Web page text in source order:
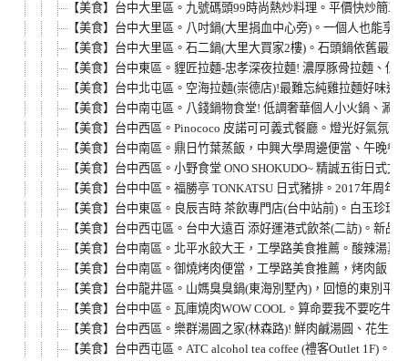
【美食】台中大里區。九號碼頭99時尚熱炒料理。平價快炒簡單
【美食】台中大里區。八吋鍋(大里捐血中心旁)。一個人也能享
【美食】台中大里區。石二鍋(大里大買家2樓)。石頭鍋依舊最對
【美食】台中東區。貍匠拉麵-忠孝深夜拉麵! 濃厚豚骨拉麵、低
【美食】台中北屯區。空海拉麵(崇德店)!最難忘純雞拉麵好味
【美食】台中南屯區。八錢鍋物食堂! 低調奢華個人小火鍋、涮
【美食】台中西區。Pinococo 皮諾可可義式餐廳。燈光好氣氛
【美食】台中南區。鼎日竹葉蒸飯，中興大學周邊便當、午晚餐
【美食】台中西區。小野食堂 ONO SHOKUDO~ 精誠五街日式
【美食】台中中區。福勝亭 TONKATSU 日式豬排。2017年周年
【美食】台中東區。良辰吉時 茶飲專門店(台中站前)。白玉珍珠
【美食】台中西屯區。台中大遠百 添好運港式飲茶(二訪)。新
【美食】台中南區。北平水餃大王，工學路美食推薦。酸辣湯真
【美食】台中南區。御燒烤肉便當，工學路美食推薦，烤肉飯、
【美食】台中龍井區。山媽臭臭鍋(東海別墅內)，回憶的東別平
【美食】台中中區。瓦庫燒肉WOW COOL。算命要我不要吃牛
【美食】台中西區。樂群湯圓之家(林森路)! 鮮肉鹹湯圓、花生
【美食】台中西屯區。ATC alcohol tea coffee (禮客Outlet 1F)。